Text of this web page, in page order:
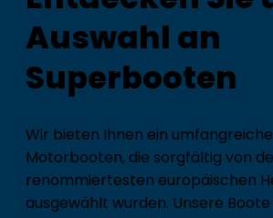
Auswahl an
Superbooten
Wir bieten Ihnen ein
Motorbooten, die sorgfältig von
renommiertesten europäischen
ausgewählt wurden. Unsere